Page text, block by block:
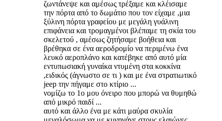
ζωντάνεψε και αμέσως τρέξαμε και κλέισαμε
την πόρτα από το δωμάτιο που τον είχαμε ,μια
ξύλινη πόρτα γραφείου με μεγάλη γυάλινη
επιφάνεια και τρομαγμένοι βλέπαμε τη σκία του
σκελετού , αμέσως ζητήσαμε βοήθεια και
βρέθηκα σε ένα αεροδρομίο να περιμένω ένα
λευκό αεροπλάνο και κατέβηκε από αυτό μία
εντυπωσιακή γυναίκα ντυμένη στα κοκκίνα
,ειδικός (άγνωστο σε τι ) και με ένα στρατιωτικό
jeep την πήγαμε στο κτίριο ...
νομίζω το 1ο μου όνειρο που μπορώ να θυμηθώ
από μικρό παιδί ...
αυτό και άλλο ένα με κάτι μαύρα σκυλία